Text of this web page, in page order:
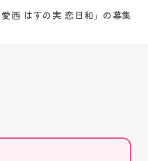
西 はすの実 恋日和」の募集